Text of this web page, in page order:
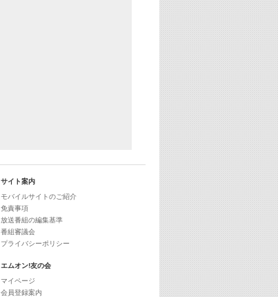
サイト案内
モバイルサイトのご紹介
免責事項
放送番組の編集基準
番組審議会
プライバシーポリシー
エムオン!友の会
マイページ
会員登録案内